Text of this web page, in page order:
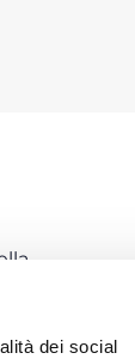
dei social
di